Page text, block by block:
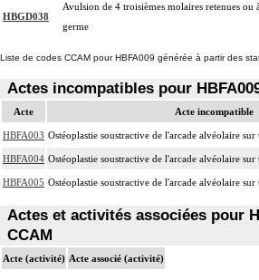
HBGD038
Avulsion de 4 troisièmes molaires retenues ou
germe
Liste de codes CCAM pour HBFA009 générée à partir des
Actes incompatibles pour
Acte Acte incompatible
HBFA003 Ostéoplastie soustractive de l'arcade alvéolaire
HBFA004 Ostéoplastie soustractive de l'arcade alvéolaire sur
HBFA005 Ostéoplastie soustractive de l'arcade alvéolaire sur
Actes et activités associées pour
CCAM
Acte (activité) Acte associé (activité)